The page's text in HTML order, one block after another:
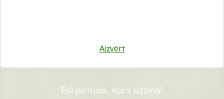
Aizvērt
Esi pirmais, kurš uzzina!